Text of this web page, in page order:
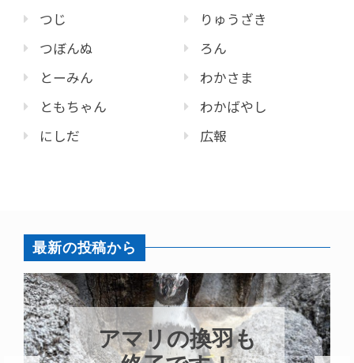
つじ
つぼんぬ
とーみん
ともちゃん
にしだ
りゅうざき
ろん
わかさま
わかばやし
広報
最新の投稿から
アマリの換羽も